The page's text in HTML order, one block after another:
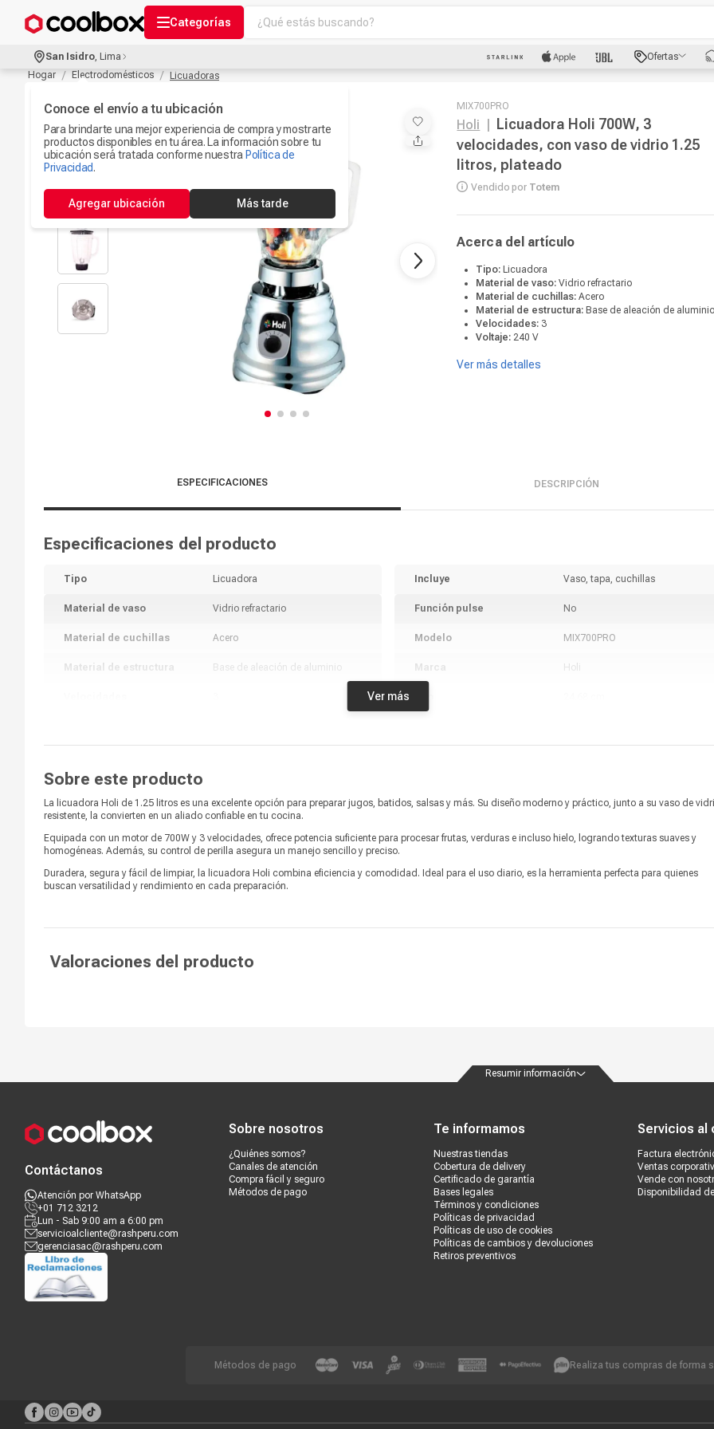
Categorías
¿Qué estás buscando?
3.
Ipad
Iphone 17
Camaras Seguridad
7.
Ps5
8
Parlantes Bluetooth
Iphone 15
10.
Smartwach
San Isidro, Lima
Conoce el envío a tu ubicación
Para brindarte una mejor experiencia de compra y mostrarte
productos disponibles en tu área. La información sobre tu
ubicación será tratada conforme nuestra Política de
Privacidad.
Agregar ubicación Más tarde
Ofertas
Hogar
Electrodomésticos Licuadoras
MIX700PRO
Holi
Licuadora Holi 700W, 3
velocidades, con vaso de vidrio 1.25
litros, plateado
Vendido por Totem
Acerca del artículo
Tipo: Licuadora
Material de vaso:Vidrio refractario
Material de cuchillas:Acero
Material de estructura: Base de aleación de
Velocidades: 3
Voltaje:240 V
Ver más detalles
ESPECIFICACIONES DESCRIPCIÓN
Especificaciones del producto
Tipo Licuadora
Material de vaso Vidrio refractario
Material de cuchillas Acero
Material de estructura Base de aleación de aluminio
Color
Potencia 700 W
Capacidad 1.25 litros
Incluye Vaso, tapa, cuchillas
Función pulse No
Modelo MIX700PRO
Marca Holi
Ver más
Sobre este producto
La licuadora Holi de 1.25 litros es una excelente opción para preparar jugos, batidos, salsas y más. Su diseño moderno y práctico, junto a su vaso de
resistente, la convierten en un aliado confiable en tu cocina.
Equipada con un motor de 700W y 3 velocidades, ofrece potencia suficiente para procesar frutas, verduras e incluso hielo, logrando texturas suaves y
homogéneas. Además, su control de perilla asegura un manejo sencillo y preciso.
Duradera, segura y fácil de limpiar, la licuadora Holi combina eficiencia y comodidad. Ideal para el uso diario, es la herramienta perfecta para quienes
buscan versatilidad y rendimiento en cada preparación.
Valoraciones del producto
Resumir información
Contáctanos
Atención por WhatsApp
+01 712 3212
Lun - Sab 9:00 am a 6:00 pm
servicioalcliente@rashperu.com
gerenciasac@rashperu.com
Sobre nosotros
¿Quiénes somos?
Canales de atención
Compra fácil y seguro
Métodos de pago
Te informamos
Nuestras tiendas
Cobertura de delivery
Certificado de garantía
Bases legales
Términos y condiciones
Políticas de privacidad
Políticas de uso de cookies
Políticas de cambios y devoluciones
Retiros preventivos
Servicios al
Factura
Ventas
Vende con
Disponibilidad
Métodos de pago Realiza tus compras de forma